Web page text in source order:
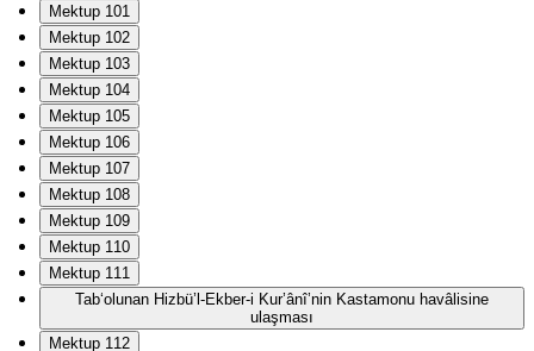
Mektup 101
Mektup 102
Mektup 103
Mektup 104
Mektup 105
Mektup 106
Mektup 107
Mektup 108
Mektup 109
Mektup 110
Mektup 111
Tab‘olunan Hizbü’l-Ekber-i Kur’ânî’nin Kastamonu havâlisine
ulaşması
Mektup 112